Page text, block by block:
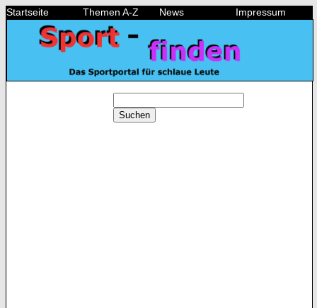
Startseite Themen A-Z News Impressum
Suchen